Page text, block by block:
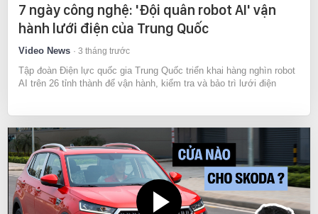
7 ngày công nghệ: 'Đội quân robot AI' vận
hành lưới điện của Trung Quốc
Video News 3 tháng trước
Tập đoàn Điện lực quốc gia Trung Quốc triển khai hàng nghìn robot
AI trên 26 tỉnh thành để vận hành, kiểm tra và bảo trì lưới điện